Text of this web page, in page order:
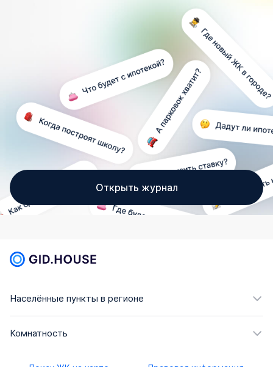
Открыть журнал
Населённые пункты в регионе
Комнатность